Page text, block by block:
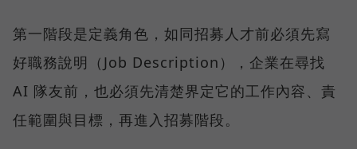
第一階段是定義角色，如同招募人才前必須先寫
好職務說明（Job Description），企業在尋找
AI 隊友前，也必須先清楚界定它的工作內容、責
任範圍與目標，再進入招募階段。